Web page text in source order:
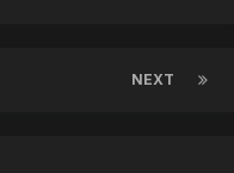
NEXT